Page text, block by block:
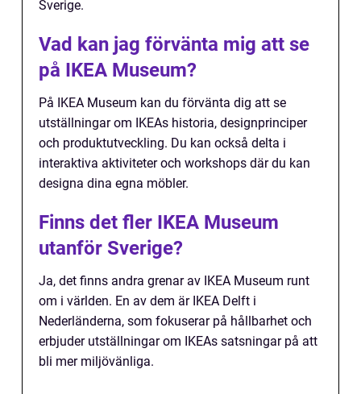
Sverige.
Vad kan jag förvänta mig att se
på IKEA Museum?
På IKEA Museum kan du förvänta dig att se
utställningar om IKEAs historia, designprinciper
och produktutveckling. Du kan också delta i
interaktiva aktiviteter och workshops där du kan
designa dina egna möbler.
Finns det fler IKEA Museum
utanför Sverige?
Ja, det finns andra grenar av IKEA Museum runt
om i världen. En av dem är IKEA Delft i
Nederländerna, som fokuserar på hållbarhet och
erbjuder utställningar om IKEAs satsningar på att
bli mer miljövänliga.